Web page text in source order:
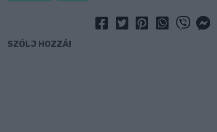
SZÓLJ HOZZÁ!